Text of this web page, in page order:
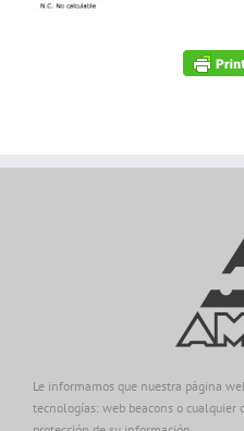
Le informamos que nuestra página
tecnologías: web beacons o